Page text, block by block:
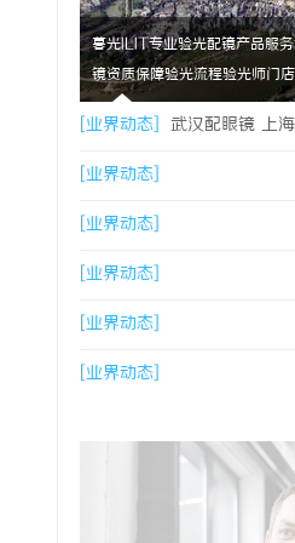
暮光ILIT专业验光配镜产品服
镜资质保障验光流程验光师门店
[业界动态] 武汉配眼镜 上
[业界动态]
[业界动态]
[业界动态]
[业界动态]
[业界动态]